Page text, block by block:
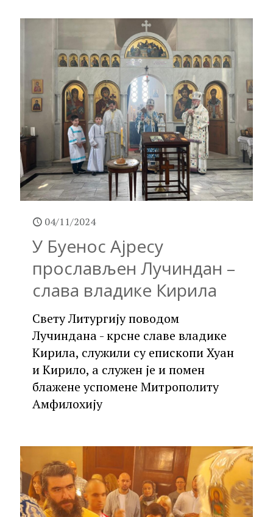
04/11/2024
У Буенос Ајресу
прослављен Лучиндан –
слава владике Кирила
Свету Литургију поводом
Лучиндана - крсне славе владике
Кирила, служили су епископи Хуан
и Кирило, а служен је и помен
блажене успомене Митрополиту
Амфилохију